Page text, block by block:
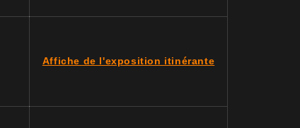
Affiche de l'exposition itinérante